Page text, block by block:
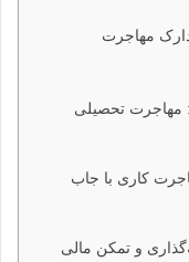
مهاجرت
مهاجرت تحصیلی
کاری با جاب
و تمکن مالی